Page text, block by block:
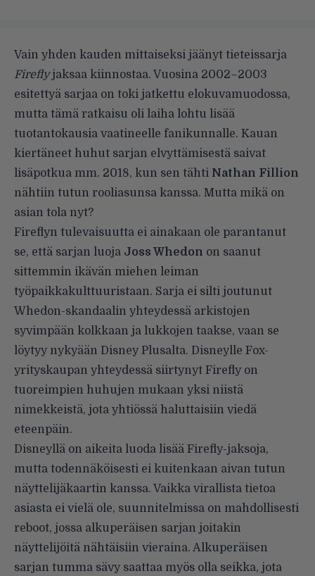
Vain yhden kauden mittaiseksi jäänyt tieteissarja
Fireflyjaksaa kiinnostaa. Vuosina 2002–2003
esitettyä sarjaa on toki jatkettu elokuvamuodossa,
mutta tämä ratkaisu oli laiha lohtu lisää
tuotantokausia vaatineelle fanikunnalle. Kauan
kiertäneet huhut sarjan elvyttämisestä saivat
lisäpotkua mm. 2018, kun sen tähti Nathan Fillion
nähtiin tutun rooliasunsa kanssa. Mutta mikä on
asian tola nyt?
Fireflyn tulevaisuutta ei ainakaan ole parantanut
se, että sarjan luoja Joss Whedon on saanut
sittemmin ikävän miehen leiman
työpaikkakulttuuristaan. Sarja ei silti joutunut
Whedon-skandaalin yhteydessä arkistojen
syvimpään kolkkaan ja lukkojen taakse, vaan se
löytyy nykyään Disney Plusalta. Disneylle Fox-
yrityskaupan yhteydessä siirtynyt Firefly on
tuoreimpien huhujen mukaan yksi niistä
nimekkeistä, jota yhtiössä haluttaisiin viedä
eteenpäin.
Disneyllä on aikeita luoda lisää Firefly-jaksoja,
mutta todennäköisesti ei kuitenkaan aivan tutun
näyttelijäkaartin kanssa. Vaikka virallista tietoa
asiasta ei vielä ole, suunnitelmissa on mahdollisesti
reboot, jossa alkuperäisen sarjan joitakin
näyttelijöitä nähtäisiin vieraina. Alkuperäisen
sarjan tumma sävy saattaa myös olla seikka, jota